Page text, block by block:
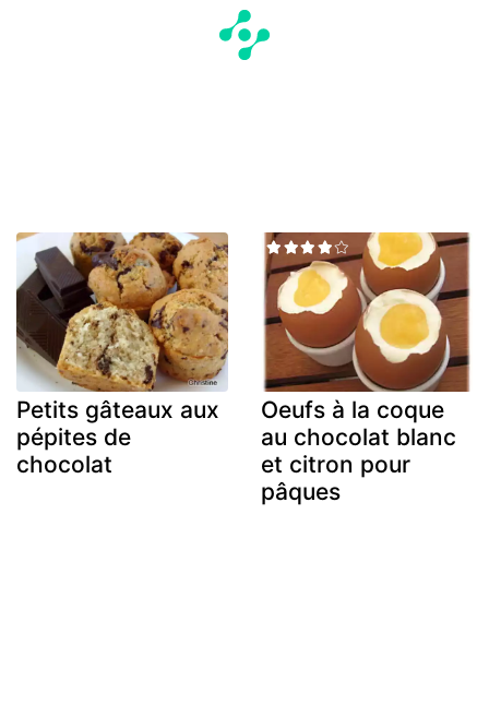
Petits gâteaux aux
pépites de
chocolat
Oeufs à la coque
au chocolat blanc
et citron pour
pâques